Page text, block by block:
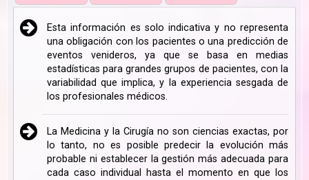
Esta información es solo indicativa y no representa
una obligación con los pacientes o una predicción de
eventos venideros, ya que se basa en medias
estadísticas para grandes grupos de pacientes, con la
variabilidad que implica, y la experiencia sesgada de
los profesionales médicos.
La Medicina y la Cirugía no son ciencias exactas, por
lo tanto, no es posible predecir la evolución más
probable ni establecer la gestión más adecuada para
cada caso individual hasta el momento en que los